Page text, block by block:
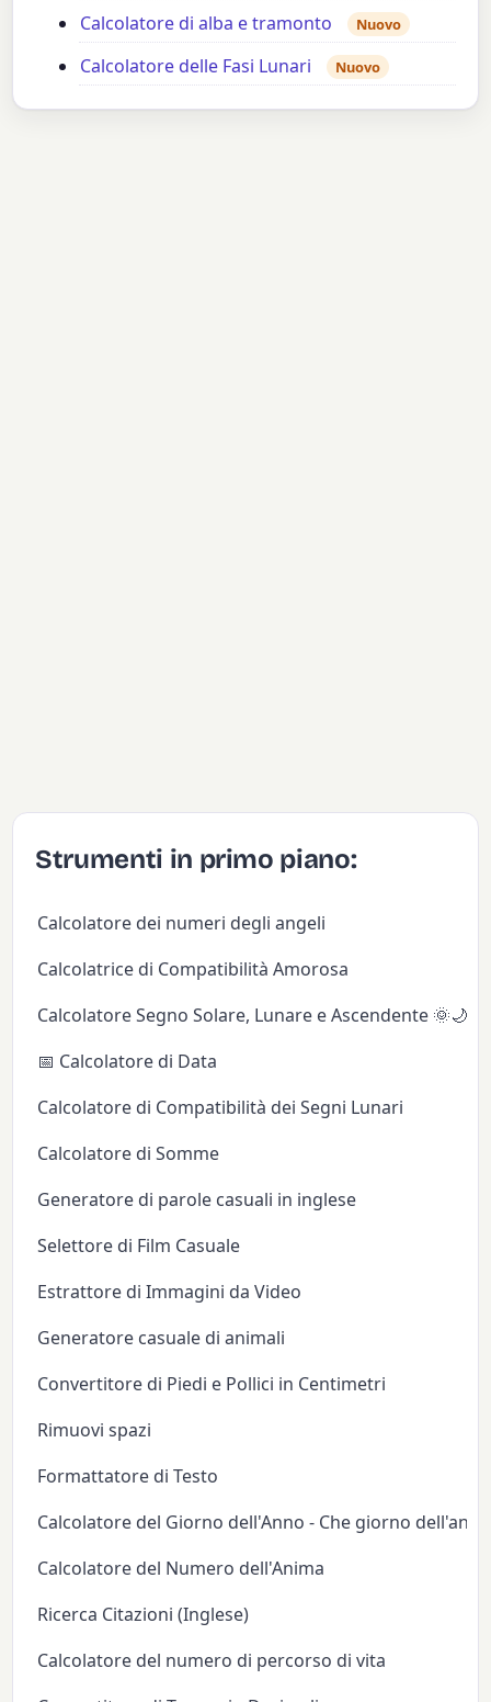
Calcolatore di alba e tramonto Nuovo
Calcolatore delle Fasi Lunari Nuovo
Strumenti in primo piano:
Calcolatore dei numeri degli angeli
Calcolatrice di Compatibilità Amorosa
Calcolatore Segno Solare, Lunare e Ascendente 🌞🌙✨
📅 Calcolatore di Data
Calcolatore di Compatibilità dei Segni Lunari
Calcolatore di Somme
Generatore di parole casuali in inglese
Selettore di Film Casuale
Estrattore di Immagini da Video
Generatore casuale di animali
Convertitore di Piedi e Pollici in Centimetri
Rimuovi spazi
Formattatore di Testo
Calcolatore del Giorno dell'Anno - Che giorno
Calcolatore del Numero dell'Anima
Ricerca Citazioni (Inglese)
Calcolatore del numero di percorso di vita